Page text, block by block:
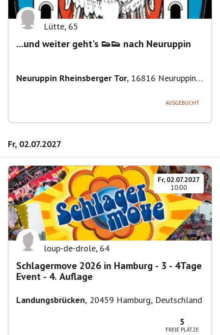
Lütte, 65
...und weiter geht's 👟👟 nach Neuruppin
Neuruppin Rheinsberger Tor, 16816 Neuruppin,
AUSGEBUCHT
Fr, 02.07.2027
Fr, 02.07.2027
10:00
loup-de-drole, 64
Schlagermove 2026 in Hamburg - 3 - 4Tage
Event - 4. Auflage
Landungsbrücken, 20459 Hamburg, Deutschland
5
FREIE PLÄTZE